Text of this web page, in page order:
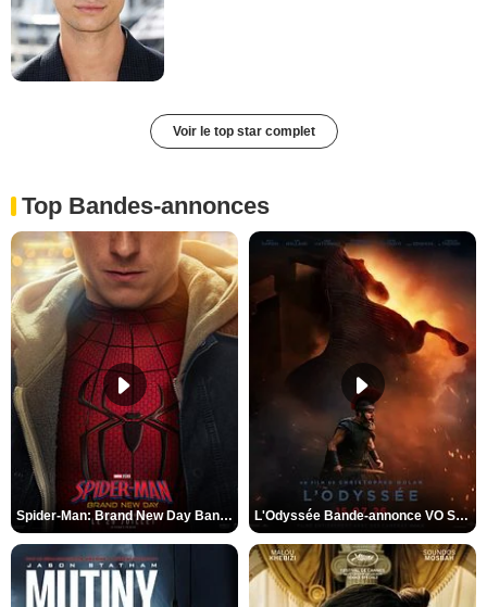
Voir le top star complet
Top Bandes-annonces
Spider-Man: Brand New Day Bande-annonce VO STFR L'Odyssée Bande-annonce VO STFR